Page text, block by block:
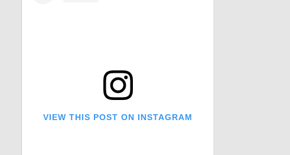
VIEW THIS POST ON INSTAGRAM